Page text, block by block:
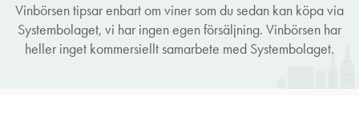
Vinbörsen tipsar enbart om viner som du sedan kan köpa via
Systembolaget, vi har ingen egen försäljning. Vinbörsen har
heller inget kommersiellt samarbete med Systembolaget.